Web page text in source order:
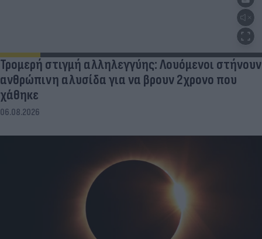
Τρομερή στιγμή αλληλεγγύης: Λουόμενοι στήνουν
ανθρώπινη αλυσίδα για να βρουν 2χρονο που
χάθηκε
06.08.2026